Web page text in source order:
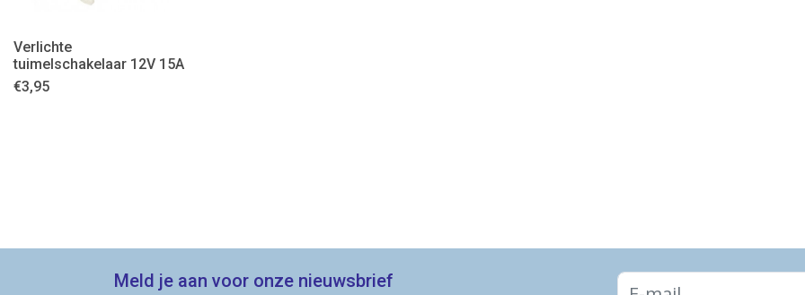
Verlichte
tuimelschakelaar 12V 15A
€3,95
Meld je aan voor onze nieuwsbrief